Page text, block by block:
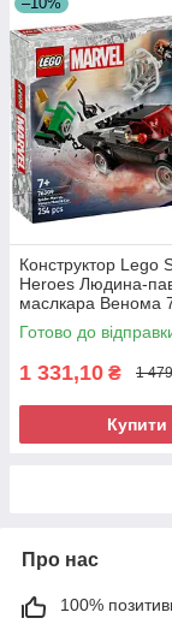
Конструктор Lego
Heroes Людина-
маслкара Венома
Готово до
1 331,10 ₴ 1
Купити
Про нас
100%